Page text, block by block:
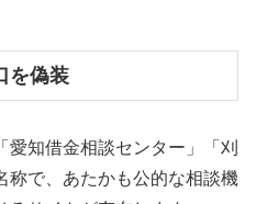
を偽装
愛知借金相談センター」「刈
称で、あたかも公的な相談機